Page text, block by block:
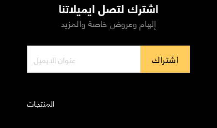
اشترك لتصل ايميلاتنا
إلهام وعروض خاصة والمزيد
اشتراك
المنتجات